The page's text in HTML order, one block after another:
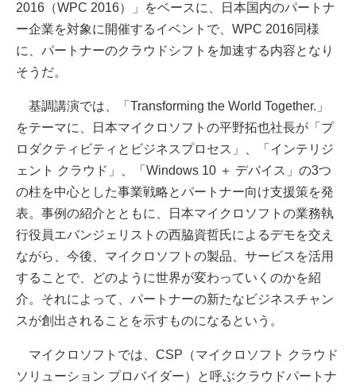
2016（WPC 2016）」をベースに、日本国内のパートナ
ー企業を対象に開催するイベントで、WPC 2016同様
に、パートナーのクラウドシフトを加速する内容となり
そうだ。
基調講演では、「Transforming the World Together.」
をテーマに、日本マイクロソフトの平野拓也社長が「プ
ロダクティビティとビジネスプロセス」、「インテリジ
ェント クラウド」、「Windows 10 ＋ デバイス」の3つ
の柱を中心とした事業戦略とパートナー向け支援策を発
表。事例の紹介とともに、日本マイクロソフトの業務執
行役員エバンジェリストの西脇資哲氏によるデモを交え
ながら、今後、マイクロソフトの製品、サービスを活用
することで、どのように世界が変わっていくのかを紹
介。それによって、パートナーの新たなビジネスチャン
スが創出されることを示すものになるという。
マイクロソフトでは、CSP（マイクロソフト クラウド
ソリューション プロバイダー）と呼ぶクラウドパートナ